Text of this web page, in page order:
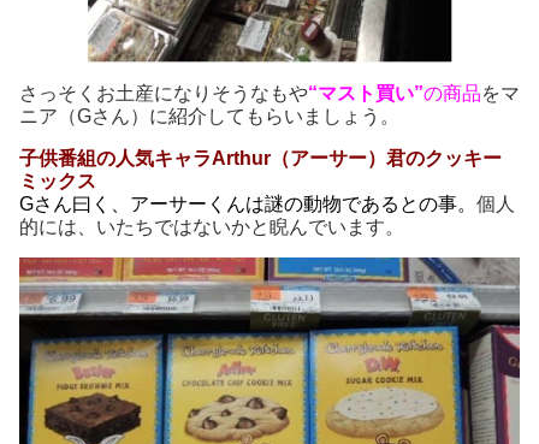
さっそくお土産になりそうなもや“マスト買い”の商品をマ
ニア（Gさん）に紹介してもらいましょう。
子供番組の人気キャラArthur（アーサー）君のクッキー
ミックス
Gさん曰く、アーサーくんは謎の動物であるとの事。 個人
的には、いたちではないかと睨んでいます。